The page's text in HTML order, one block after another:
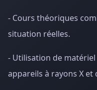
- Cours théoriques
situation réelles.
- Utilisation de
appareils à rayons X et